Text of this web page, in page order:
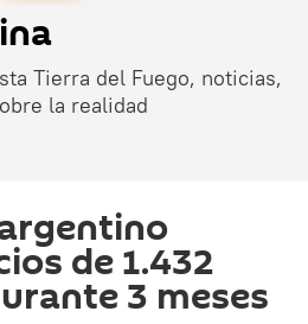
Tierra del Fuego, noticias,
la realidad
de 1.432
3 meses